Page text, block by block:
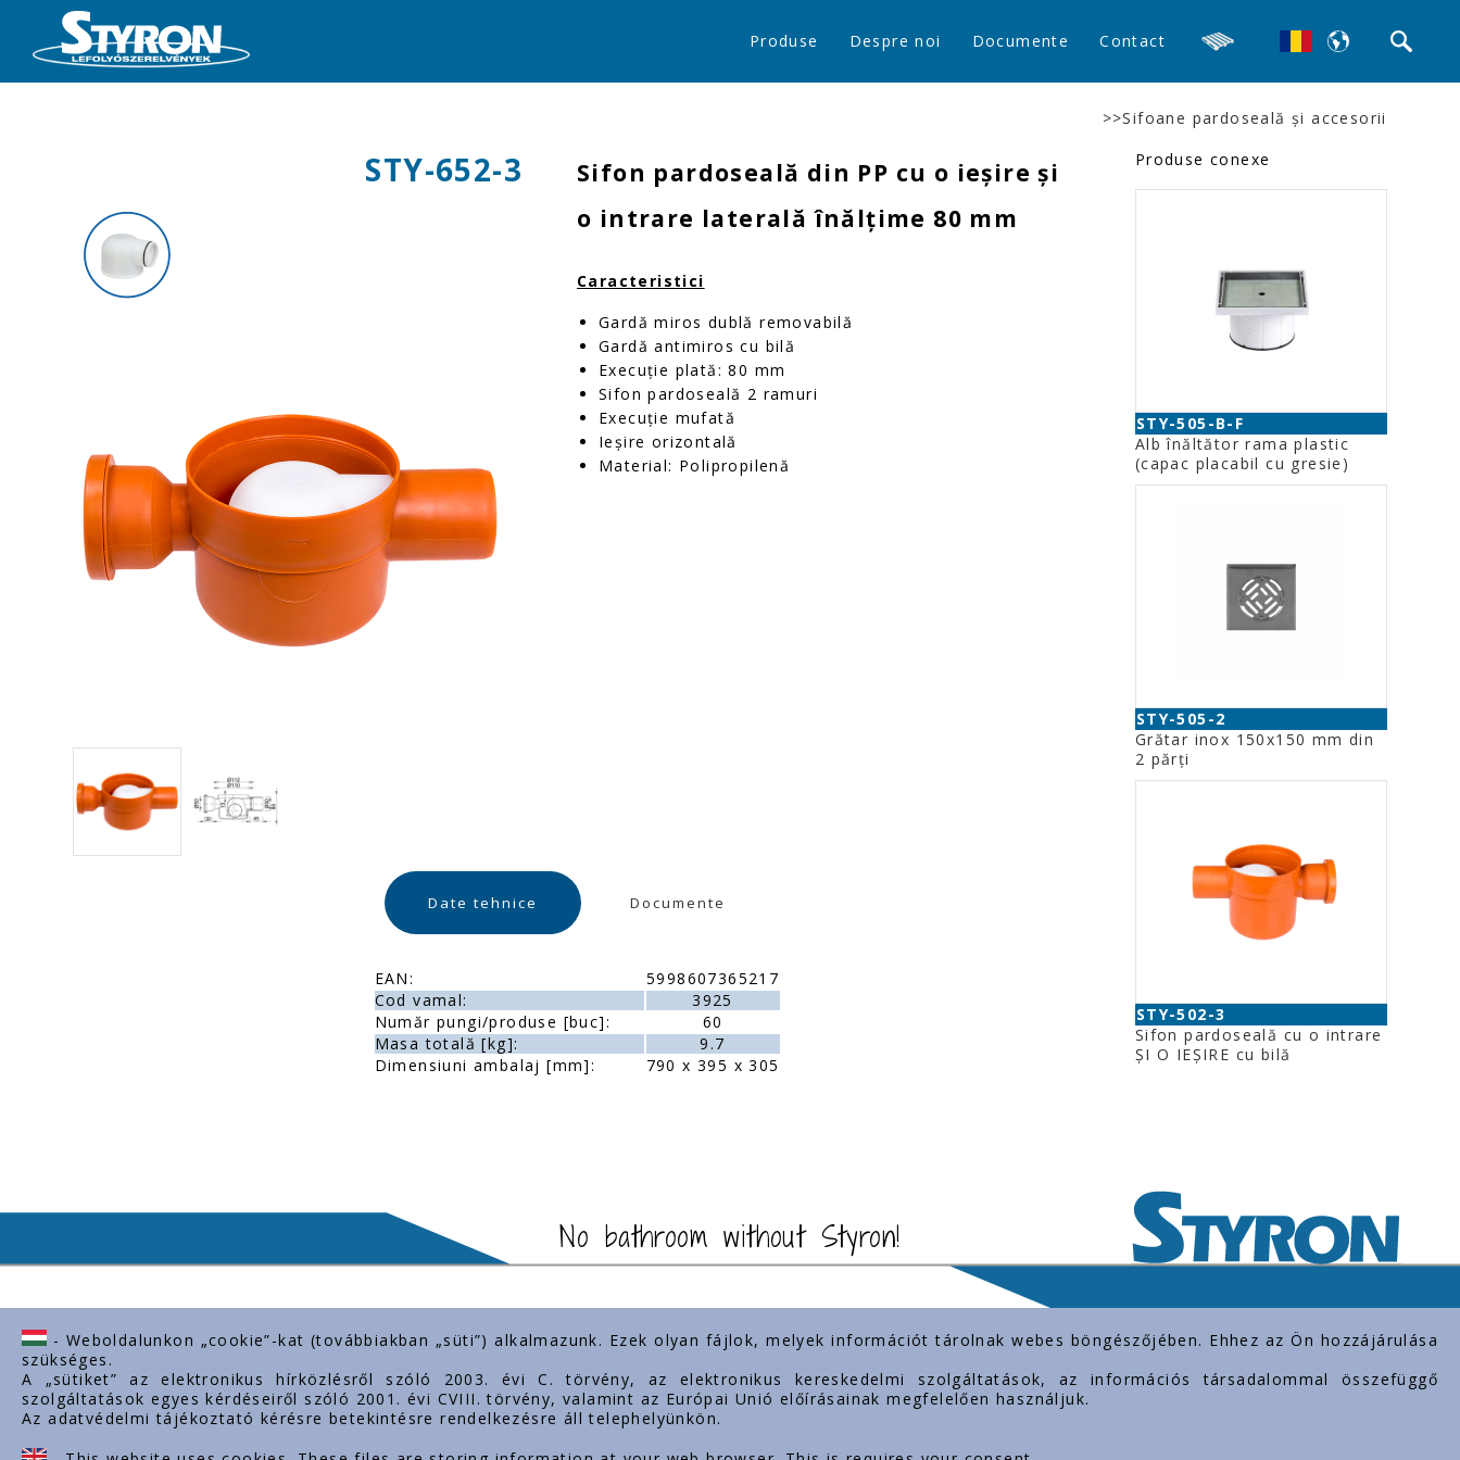
Produse Despre noi Documente Contact
>>Sifoane pardoseală şi accesorii
STY-652-3
Sifon pardoseală din PP cu o ieşire şi
o intrare laterală înălţime 80 mm
Caracteristici
Gardă miros dublă removabilă
Gardă antimiros cu bilă
Execuție plată: 80 mm
Sifon pardoseală 2 ramuri
Execuție mufată
Ieșire orizontală
Material: Polipropilenă
Date tehnice Documente
EAN:
5998607365217
Cod vamal:
3925
Număr pungi/produse [buc]:
60
Masa totală [kg]:
9.7
Dimensiuni ambalaj [mm]:
790 x 395 x 305
Produse conexe
STY-505-B-F
Alb înăltător rama plastic
(capac placabil cu gresie)
STY-505-2
Grătar inox 150x150 mm din
2 părţi
STY-502-3
Sifon pardoseală cu o intrare
ŞI O IEŞIRE cu bilă
No bathroom without Styron!
Contactează-ne
H-2243 Kóka, Zsámboki út Ipartelep
hrsz. 0139/12.
Linkuri importante
Despre noi
Documente
Prezența noastră
- Weboldalunkon „cookie”-kat (továbbiakban „süti”) alkalmazunk. Ezek olyan fájlok, melyek információt tárolnak webes böngészőjében. Ehhez az Ön hozzájárulása
szükséges.
A „sütiket” az elektronikus hírközlésről szóló 2003. évi C. törvény, az elektronikus kereskedelmi szolgáltatások, az információs társadalommal összefüggő
szolgáltatások egyes kérdéseiről szóló 2001. évi CVIII. törvény, valamint az Európai Unió előírásainak megfelelően használjuk.
Az adatvédelmi tájékoztató kérésre betekintésre rendelkezésre áll telephelyünkön.